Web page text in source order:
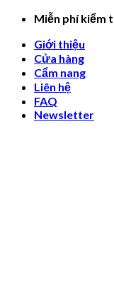
Skip
content
Miễn phí kiểm
Giới thiệu
Cửa hàng
Cẩm nang
Liên hệ
FAQ
Newsletter